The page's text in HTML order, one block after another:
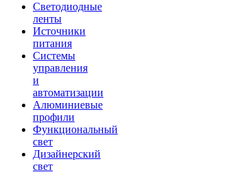
Светодиодные
ленты
Источники
питания
Системы
управления
и
автоматизации
Алюминиевые
профили
Функциональный
свет
Дизайнерский
свет